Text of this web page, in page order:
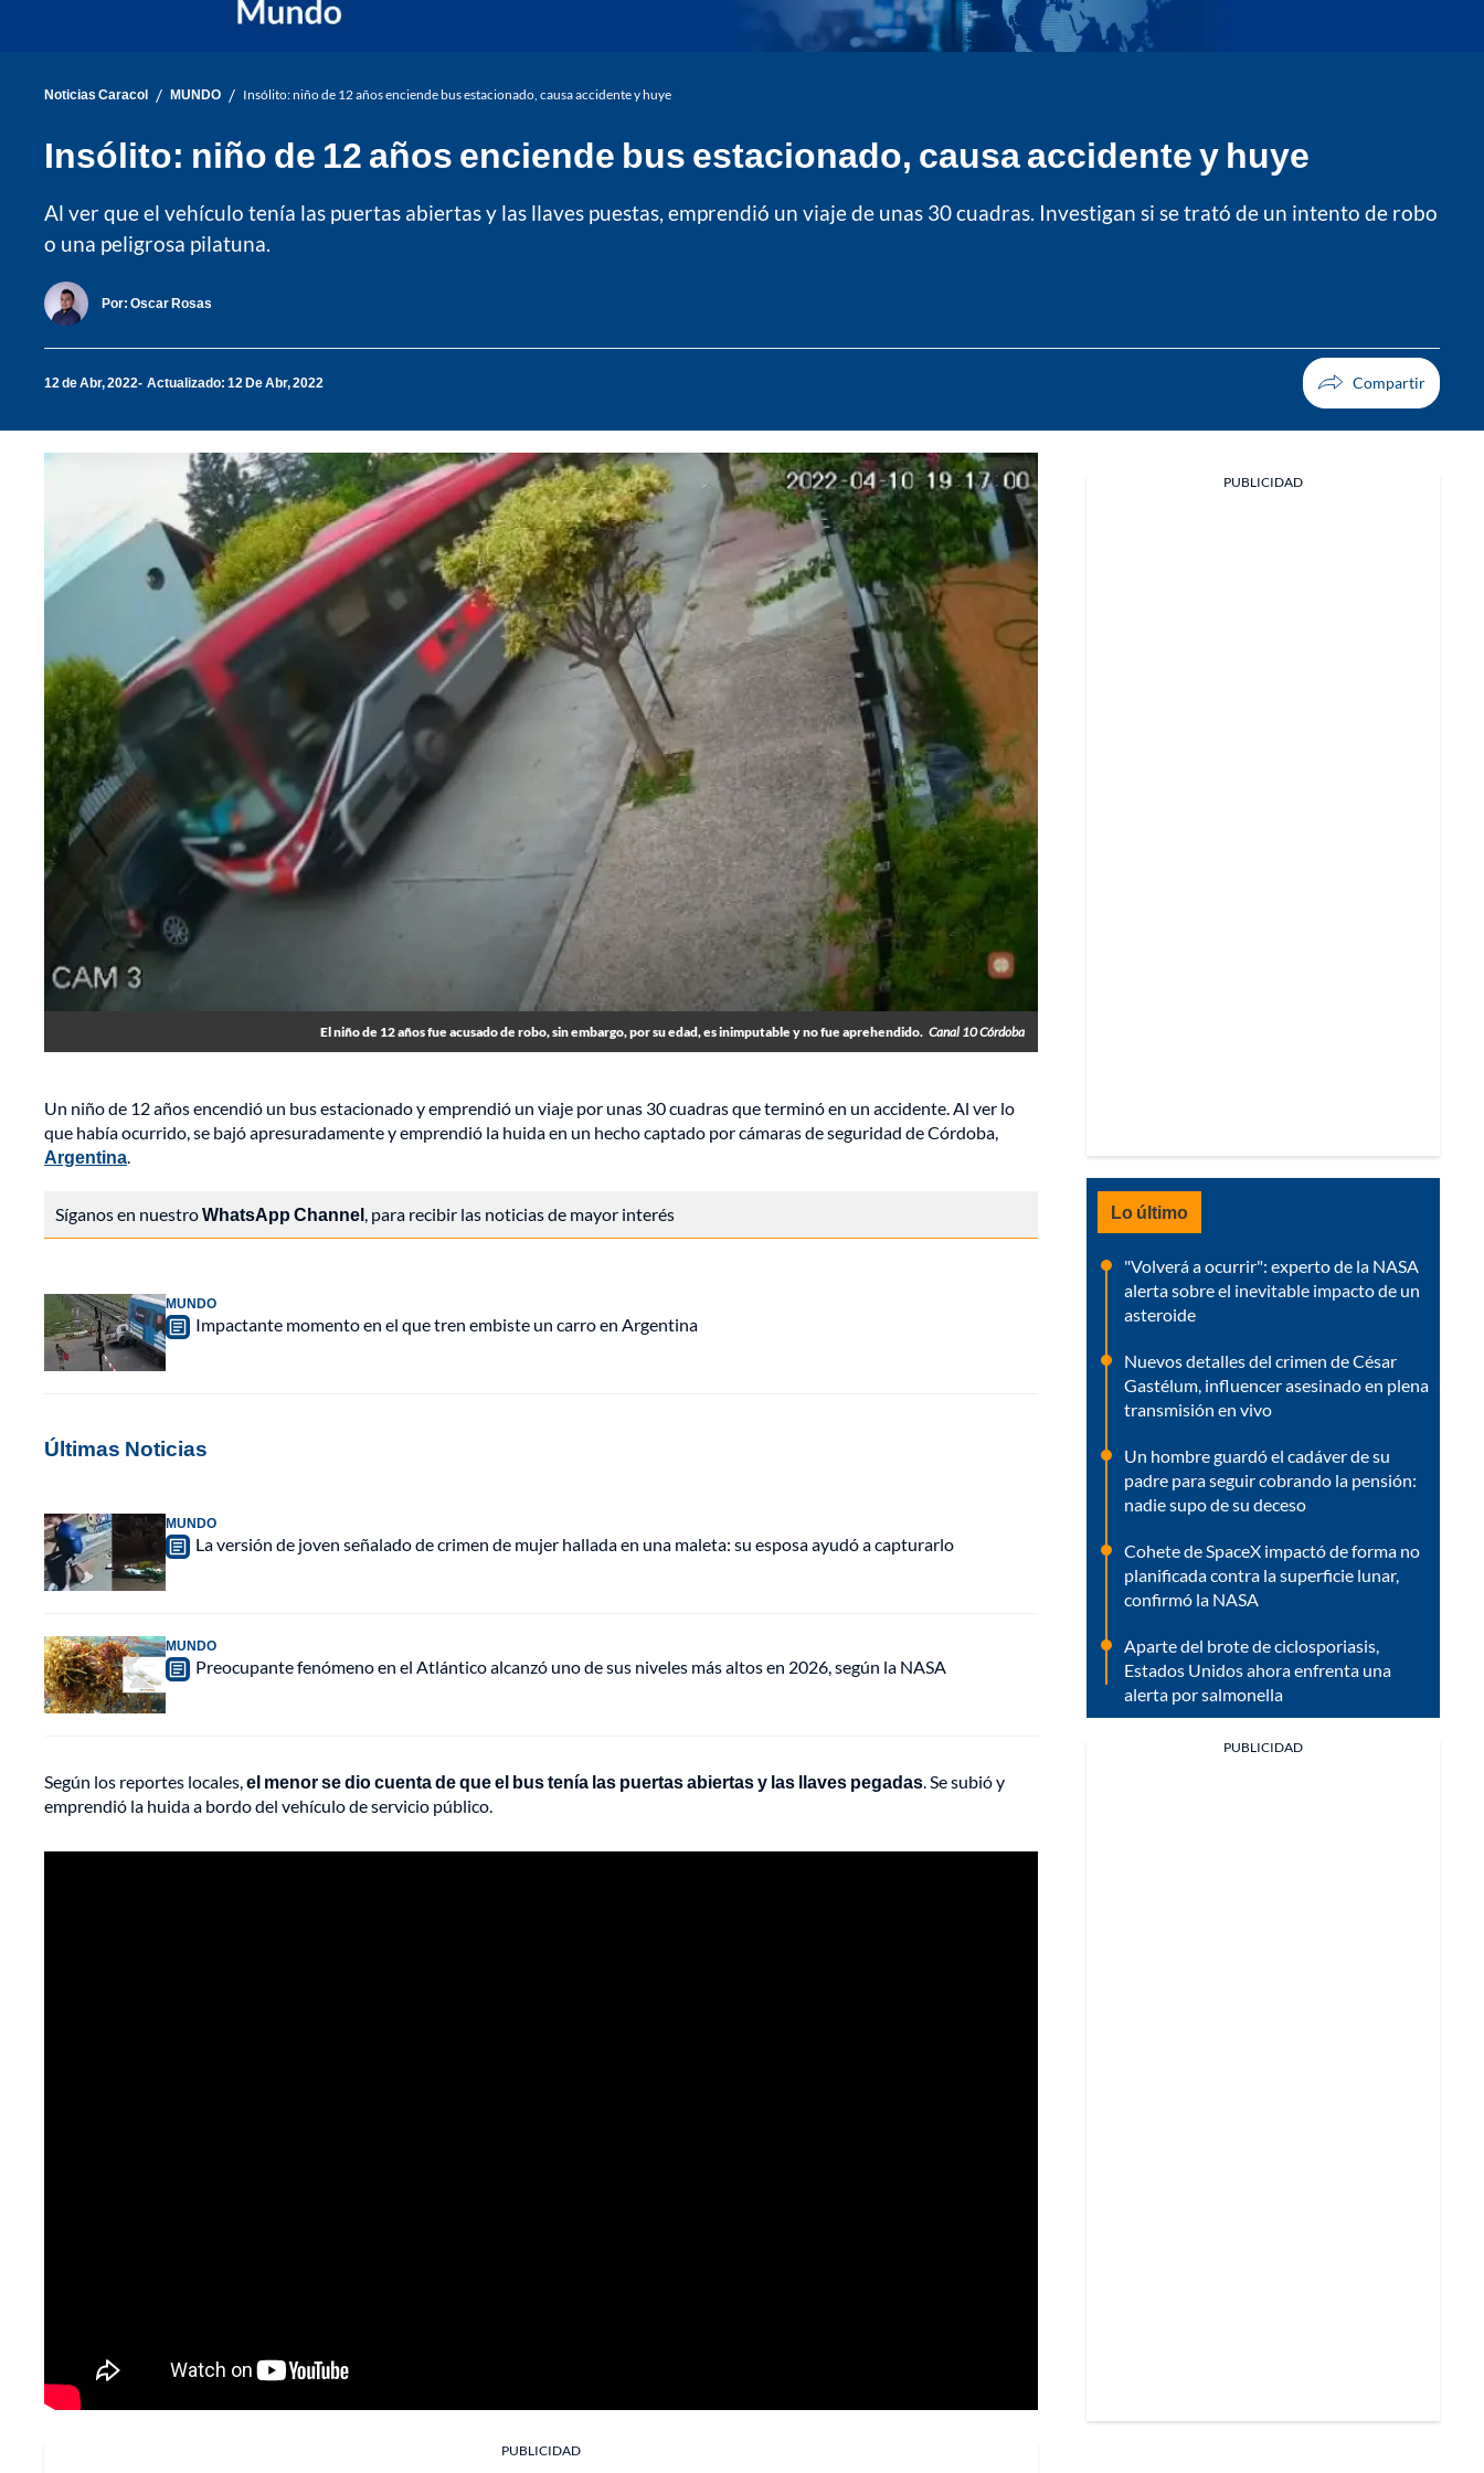
Noticias Caracol / MUNDO / Insólito: niño de 12 años enciende bus estacionado, causa accidente y huye
Insólito: niño de 12 años enciende bus estacionado, causa accidente y huye
Al ver que el vehículo tenía las puertas abiertas y las llaves puestas, emprendió un viaje de unas 30 cuadras. Investigan si se trató de un intento de robo
o una peligrosa pilatuna.
Por: Oscar Rosas
12 de Abr, 2022 Actualizado: 12 De Abr, 2022
El niño de 12 años fue acusado de robo, sin embargo, por su edad, es inimputable y no fue aprehendido. Canal 10 Córdoba
Un niño de 12 años encendió un bus estacionado y emprendió un viaje por unas 30 cuadras que terminó en un accidente. Al ver lo
que había ocurrido, se bajó apresuradamente y emprendió la huida en un hecho captado por cámaras de seguridad de Córdoba,
Argentina.
Síganos en nuestroWhatsApp Channel, para recibir las noticias de mayor interés
MUNDO
Impactante momento en el que tren embiste un carro en Argentina
Últimas Noticias
MUNDO
La versión de joven señalado de crimen de mujer hallada en una maleta: su esposa ayudó a capturarlo
MUNDO
Preocupante fenómeno en el Atlántico alcanzó uno de sus niveles más altos en 2026, según la NASA
Según los reportes locales,el menor se dio cuenta de que el bus tenía las puertas abiertas y las llaves pegadas. Se subió y
emprendió la huida a bordo del vehículo de servicio público.
PUBLICIDAD
PUBLICIDAD
Lo último
"Volverá a ocurrir": experto de la NASA
alerta sobre el inevitable impacto de un
asteroide
Nuevos detalles del crimen de César
Gastélum, influencer asesinado en plena
transmisión en vivo
Un hombre guardó el cadáver de su
padre para seguir cobrando la pensión:
nadie supo de su deceso
Cohete de SpaceX impactó de forma no
planificada contra la superficie lunar,
confirmó la NASA
Aparte del brote de ciclosporiasis,
Estados Unidos ahora enfrenta una
alerta por salmonella
PUBLICIDAD